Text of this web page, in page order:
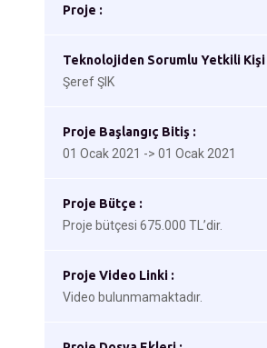
Proje :
Teknolojiden Sorumlu Yetkili Kişi
Şeref ŞIK
Proje Başlangıç Bitiş :
01 Ocak 2021 -> 01 Ocak 2021
Proje Bütçe :
Proje bütçesi 675.000 TL’dir.
Proje Video Linki :
Video bulunmamaktadır.